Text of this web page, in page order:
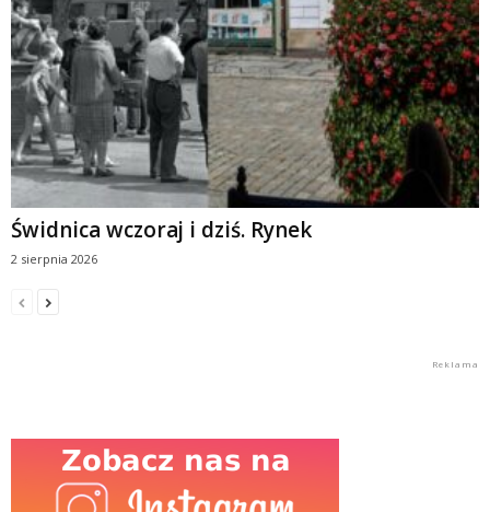
Świdnica wczoraj i dziś. Rynek
2 sierpnia 2026